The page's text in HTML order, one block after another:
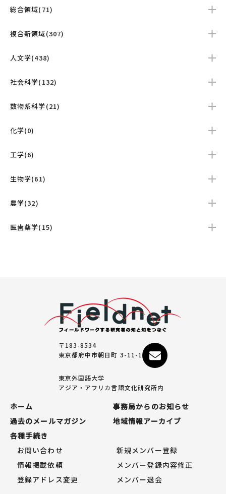
総合領域(71)
複合新領域(307)
人文学(438)
社会科学(132)
数物系科学(21)
化学(0)
工学(6)
生物学(61)
農学(32)
医歯薬学(15)
〒183-8534
東京都府中市朝日町 3-11-1
東京外国語大学
アジア・アフリカ言語文化研究所内
ホーム
事務局からのお知らせ
過去のメールマガジン
地域情報アーカイブ
各種手続き
お問い合わせ
新規メンバー登録
情報掲載依頼
メンバー登録内容修正
登録アドレス変更
メンバー退会